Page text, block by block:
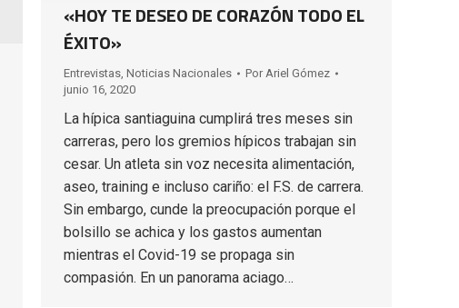
«HOY TE DESEO DE CORAZÓN TODO EL
ÉXITO»
Entrevistas, Noticias Nacionales Por Ariel Gómez
junio 16, 2020
La hípica santiaguina cumplirá tres meses sin
carreras, pero los gremios hípicos trabajan sin
cesar. Un atleta sin voz necesita alimentación,
aseo, training e incluso cariño: el F.S. de carrera.
Sin embargo, cunde la preocupación porque el
bolsillo se achica y los gastos aumentan
mientras el Covid-19 se propaga sin
compasión. En un panorama aciago…